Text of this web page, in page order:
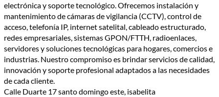
electrónica y soporte tecnológico. Ofrecemos instalación y
mantenimiento de cámaras de vigilancia (CCTV), control de
acceso, telefonía IP, internet satelital, cableado estructurado,
redes empresariales, sistemas GPON/FTTH, radioenlaces,
servidores y soluciones tecnológicas para hogares, comercios e
industrias. Nuestro compromiso es brindar servicios de calidad,
innovación y soporte profesional adaptados a las necesidades
de cada cliente.
Calle Duarte 17 santo domingo este, isabelita